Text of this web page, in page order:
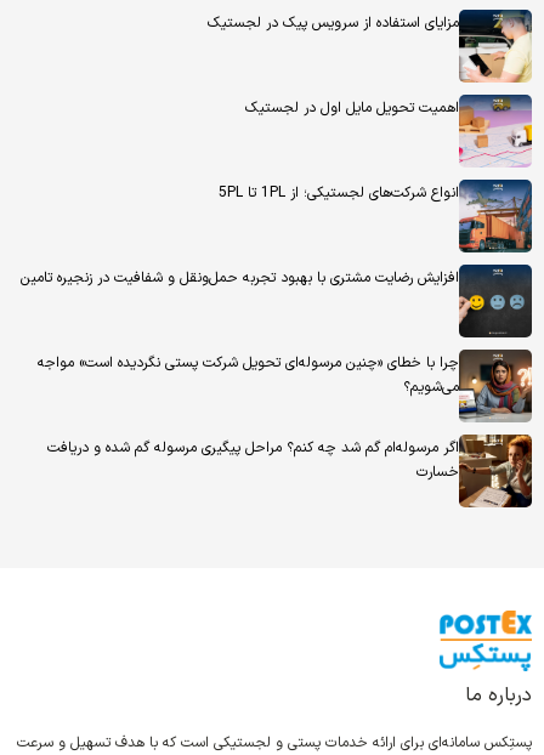
مزایای استفاده از سرویس پیک در لجستیک
اهمیت تحویل مایل اول در لجستیک
انواع شرکت‌های لجستیکی؛ از 1PL تا 5PL
افزایش رضایت مشتری با بهبود تجربه حمل‌ونقل و شفافیت در زنجیره تامین
چرا با خطای «چنین مرسوله‌ای تحویل شرکت پستی نگردیده است» مواجه
می‌شویم؟
اگر مرسوله‌ام گم شد چه کنم؟ مراحل پیگیری مرسوله گم شده و دریافت
خسارت
درباره ما
پستِکس سامانه‌ای برای ارائه خدمات پستی و لجستیکی است که با هدف تسهیل و سرعت